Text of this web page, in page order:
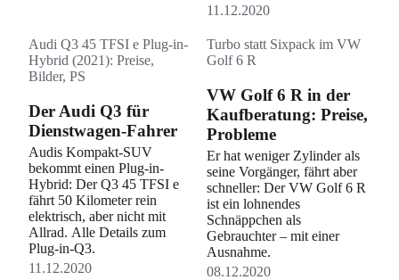
11.12.2020
Audi Q3 45 TFSI e Plug-in-
Hybrid (2021): Preise,
Bilder, PS
Der Audi Q3 für
Dienstwagen-Fahrer
Audis Kompakt-SUV
bekommt einen Plug-in-
Hybrid: Der Q3 45 TFSI e
fährt 50 Kilometer rein
elektrisch, aber nicht mit
Allrad. Alle Details zum
Plug-in-Q3.
11.12.2020
Turbo statt Sixpack im VW
Golf 6 R
VW Golf 6 R in der
Kaufberatung: Preise,
Probleme
Er hat weniger Zylinder als
seine Vorgänger, fährt aber
schneller: Der VW Golf 6 R
ist ein lohnendes
Schnäppchen als
Gebrauchter – mit einer
Ausnahme.
08.12.2020